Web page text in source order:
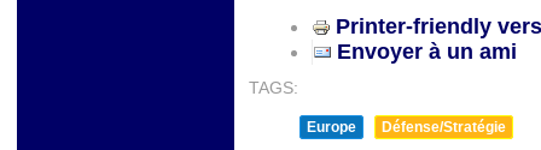
Printer-friendly
Envoyer à un ami
TAGS:
Europe Défense/Stratégie